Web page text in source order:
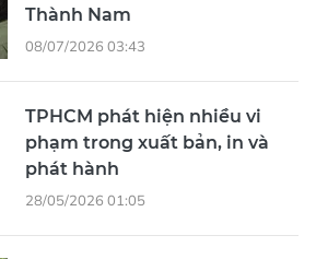
Thành Nam
08/07/2026 03:43
TPHCM phát hiện nhiều vi
phạm trong xuất bản, in và
phát hành
28/05/2026 01:05